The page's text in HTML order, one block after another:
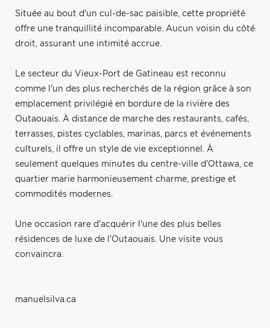
Située au bout d'un cul-de-sac paisible, cette propriété
offre une tranquillité incomparable. Aucun voisin du côté
droit, assurant une intimité accrue.
Le secteur du Vieux-Port de Gatineau est reconnu
comme l'un des plus recherchés de la région grâce à son
emplacement privilégié en bordure de la rivière des
Outaouais. À distance de marche des restaurants, cafés,
terrasses, pistes cyclables, marinas, parcs et événements
culturels, il offre un style de vie exceptionnel. À
seulement quelques minutes du centre-ville d'Ottawa, ce
quartier marie harmonieusement charme, prestige et
commodités modernes.
Une occasion rare d'acquérir l'une des plus belles
résidences de luxe de l'Outaouais. Une visite vous
convaincra.
manuelsilva.ca